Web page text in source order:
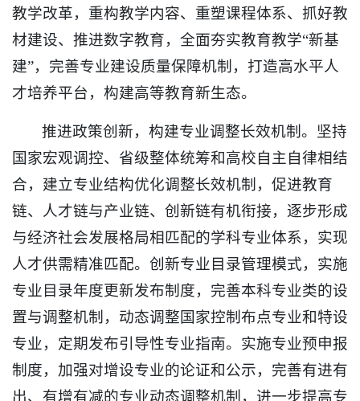
教学改革，重构教学内容、重塑课程体系、抓好教
材建设、推进数字教育，全面夯实教育教学“新基
建”，完善专业建设质量保障机制，打造高水平人
才培养平台，构建高等教育新生态。
推进政策创新，构建专业调整长效机制。坚持
国家宏观调控、省级整体统筹和高校自主自律相结
合，建立专业结构优化调整长效机制，促进教育
链、人才链与产业链、创新链有机衔接，逐步形成
与经济社会发展格局相匹配的学科专业体系，实现
人才供需精准匹配。创新专业目录管理模式，实施
专业目录年度更新发布制度，完善本科专业类的设
置与调整机制，动态调整国家控制布点专业和特设
专业，定期发布引导性专业指南。实施专业预申报
制度，加强对增设专业的论证和公示，完善有进有
出、有增有减的专业动态调整机制，进一步提高专